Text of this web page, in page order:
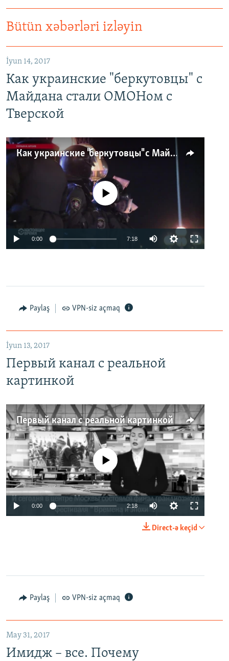
Bütün xəbərləri izləyin
İyun 14, 2017
Как украинские "беркутовцы" с
Майдана стали ОМОНом с
Тверской
Как украинские "беркутовцы" с Майдана стали ОМОНом с Тверской
No media source currently available
0:00 7:18
Paylaş VPN-siz açmaq
İyun 13, 2017
Первый канал с реальной
картинкой
Первый канал с реальной картинкой
No media source currently available
0:00 2:18
Direct-ə keçid
Paylaş VPN-siz açmaq
May 31, 2017
Имидж – все. Почему